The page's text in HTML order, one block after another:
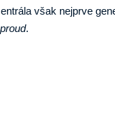
však nejprve
.